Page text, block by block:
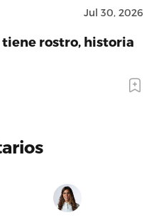
Jul 30, 2026
rostro, historia